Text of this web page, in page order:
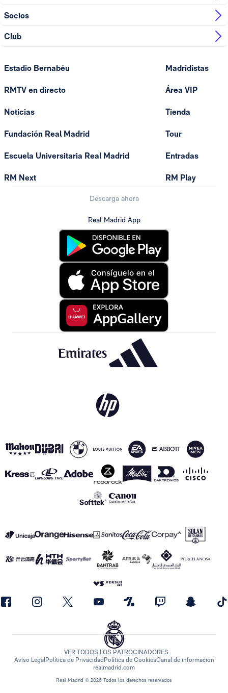
Socios
Club
Estadio Bernabéu
RMTV en directo
Noticias
Fundación Real Madrid
Escuela Universitaria Real Madrid
RM Next
Madridistas
Área VIP
Tienda
Tour
Entradas
RM Play
Descarga ahora
Real Madrid App
Real Madrid © 2026 Todos los derechos reservados
VER TODOS LOS PATROCINADORES
Aviso LegalPolítica de Privacidad Política de CookiesCanal de información
realmadrid.com